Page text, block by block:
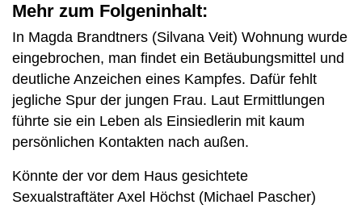
Mehr zum Folgeninhalt:
In Magda Brandtners (Silvana Veit) Wohnung wurde
eingebrochen, man findet ein Betäubungsmittel und
deutliche Anzeichen eines Kampfes. Dafür fehlt
jegliche Spur der jungen Frau. Laut Ermittlungen
führte sie ein Leben als Einsiedlerin mit kaum
persönlichen Kontakten nach außen.
Könnte der vor dem Haus gesichtete
Sexualstraftäter Axel Höchst (Michael Pascher)